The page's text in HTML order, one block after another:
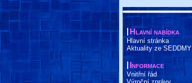
Hlavní nabídka
Hlavní stránka
Aktuality ze SEDDMY
Informace
Vnitřní řád